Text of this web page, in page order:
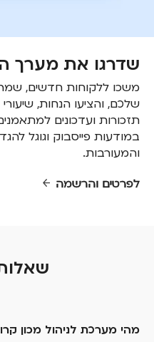
שדרגו את מערך
משכו ללקוחות חדשים,
שלכם, והציעו הנחות, שיעורי
תזכורות ועדכונים
במודעות פייסבוק וגוגל
והמעורבות.
לפרטים והרשמה
מהי מערכת לניהול מכון